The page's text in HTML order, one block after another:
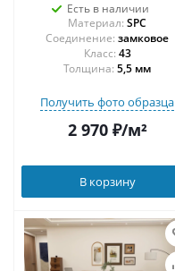
Есть в наличии
Материал: SPC
Соединение: замковое
43
Толщина: 5,5 мм
Получить фото образца
2 970₽/м²
В корзину